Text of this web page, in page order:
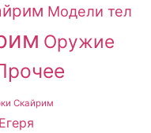
Модели тел
Оружие
Скайрим